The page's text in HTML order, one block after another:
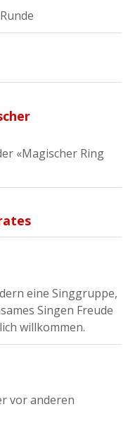
«Magischer Ring
eine Singgruppe,
Singen Freude
willkommen.
vor anderen